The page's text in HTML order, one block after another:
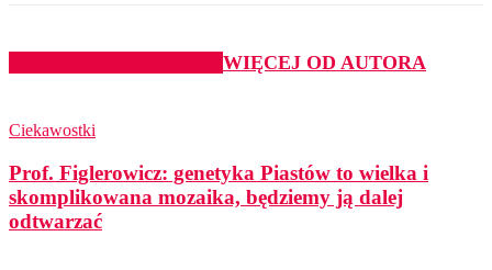
WIĘCEJ OD AUTORA
Ciekawostki
Prof. Figlerowicz: genetyka Piastów to wielka i
skomplikowana mozaika, będziemy ją dalej
odtwarzać